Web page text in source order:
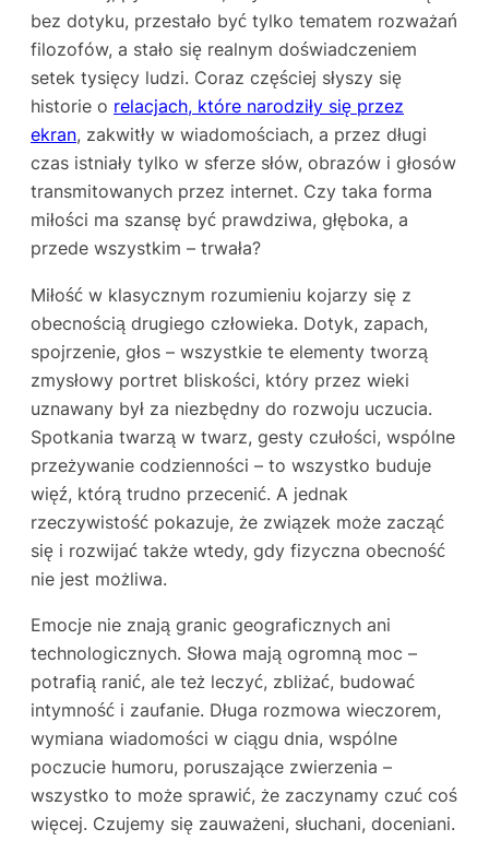
bez dotyku, przestało być tylko tematem rozważań
filozofów, a stało się realnym doświadczeniem
setek tysięcy ludzi. Coraz częściej słyszy się
historie o relacjach, które narodziły się przez
ekran, zakwitły w wiadomościach, a przez długi
czas istniały tylko w sferze słów, obrazów i głosów
transmitowanych przez internet. Czy taka forma
miłości ma szansę być prawdziwa, głęboka, a
przede wszystkim – trwała?
Miłość w klasycznym rozumieniu kojarzy się z
obecnością drugiego człowieka. Dotyk, zapach,
spojrzenie, głos – wszystkie te elementy tworzą
zmysłowy portret bliskości, który przez wieki
uznawany był za niezbędny do rozwoju uczucia.
Spotkania twarzą w twarz, gesty czułości, wspólne
przeżywanie codzienności – to wszystko buduje
więź, którą trudno przecenić. A jednak
rzeczywistość pokazuje, że związek może zacząć
się i rozwijać także wtedy, gdy fizyczna obecność
nie jest możliwa.
Emocje nie znają granic geograficznych ani
technologicznych. Słowa mają ogromną moc –
potrafią ranić, ale też leczyć, zbliżać, budować
intymność i zaufanie. Długa rozmowa wieczorem,
wymiana wiadomości w ciągu dnia, wspólne
poczucie humoru, poruszające zwierzenia –
wszystko to może sprawić, że zaczynamy czuć coś
więcej. Czujemy się zauważeni, słuchani, doceniani.